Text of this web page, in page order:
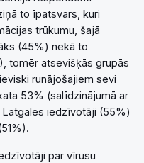
to īpatsvars, kuri
trūkumu, šajā
(45%) nekā to
tomēr atsevišķās grupās
runājošajiem sevi
53% (salīdzinājumā ar
iedzīvotāji (55%)
par vīrusu